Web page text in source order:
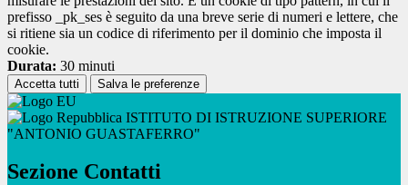
prefisso _pk_ses è seguito da una breve serie di numeri e lettere, che
si ritiene sia un codice di riferimento per il dominio che imposta il
cookie.
Durata: 30 minuti
Accetta tutti Salva le preferenze
ISTITUTO DI ISTRUZIONE SUPERIORE
"ANTONIO GUASTAFERRO"
Sezione Contatti